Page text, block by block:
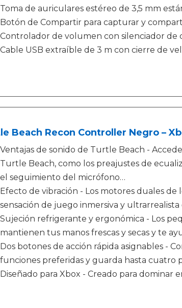
Toma de auriculares estéreo de 3,5 mm
Botón de Compartir para capturar y
Controlador de volumen con silenciador de
Cable USB extraíble de 3 m con cierre de
Beach Recon Controller Negro –
Ventajas de sonido de Turtle Beach -
Turtle Beach, como los preajustes de
el seguimiento del micrófono…
Efecto de vibración - Los motores duales
sensación de juego inmersiva y
Sujeción refrigerante y ergonómica - Los
mantienen tus manos frescas y secas y te
Dos botones de acción rápida asignables -
funciones preferidas y guarda hasta cuatro
Diseñado para Xbox - Creado para dominar